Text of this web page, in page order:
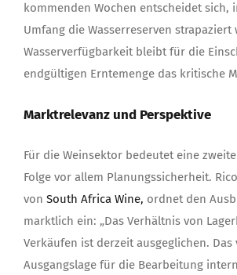
kommenden Wochen entscheidet sich,
Umfang die Wasserreserven strapaziert
Wasserverfügbarkeit bleibt für die
endgültigen Erntemenge das kritische
Marktrelevanz und Perspektive
Für die Weinsektor bedeutet eine
Folge vor allem Planungssicherheit. Rico
von South Africa Wine, ordnet den
marktlich ein: „Das Verhältnis von
Verkäufen ist derzeit ausgeglichen. Das
Ausgangslage für die Bearbeitung